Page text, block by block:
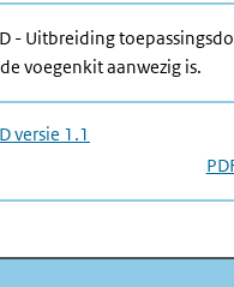
- Uitbreiding
voegenkit aanwezig is.
versie 1.1